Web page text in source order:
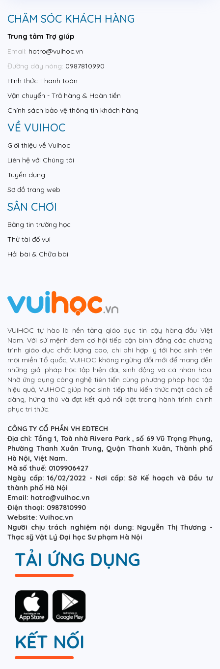
CHĂM SÓC KHÁCH HÀNG
Trung tâm Trợ giúp
Email: hotro@vuihoc.vn
Đường dây nóng: 0987810990
Hình thức Thanh toán
Vận chuyển - Trả hàng & Hoàn tiền
Chính sách bảo vệ thông tin khách hàng
VỀ VUIHOC
Giới thiệu về Vuihoc
Liên hệ với Chúng tôi
Tuyển dụng
Sơ đồ trang web
SÂN CHƠI
Bảng tin trường học
Thử tài đố vui
Hỏi bài & Chữa bài
VUIHOC tự hào là nền tảng giáo dục tin cậy hàng đầu Việt
Nam. Với sứ mệnh đem cơ hội tiếp cận bình đẳng các chương
trình giáo dục chất lượng cao, chi phí hợp lý tới học sinh trên
mọi miền Tổ quốc, VUIHOC không ngừng đổi mới để mang đến
những giải pháp học tập hiện đại, sinh động và cá nhân hóa.
Nhờ ứng dụng công nghệ tiên tiến cùng phương pháp học tập
hiệu quả, VUIHOC giúp học sinh tiếp thu kiến thức một cách dễ
dàng, hứng thú và đạt kết quả nổi bật trong hành trình chinh
phục tri thức.
CÔNG TY CỔ PHẦN VH EDTECH
Địa chỉ: Tầng 1, Toà nhà Rivera Park , số 69 Vũ Trọng Phụng,
Phường Thanh Xuân Trung, Quận Thanh Xuân, Thành phố
Hà Nội, Việt Nam.
Mã số thuế: 0109906427
Ngày cấp: 16/02/2022 - Nơi cấp: Sở Kế hoạch và Đầu tư
thành phố Hà Nội
Email: hotro@vuihoc.vn
Điện thoại: 0987810990
Website: Vuihoc.vn
Người chịu trách nghiệm nội dung: Nguyễn Thị Thương -
Thạc sỹ Vật Lý Đại học Sư phạm Hà Nội
TẢI ỨNG DỤNG
KẾT NỐI